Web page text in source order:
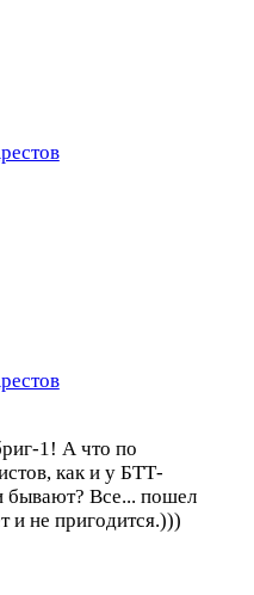
1! А что по
как и у БТТ-
бывают? Все... пошел
и не пригодится.)))